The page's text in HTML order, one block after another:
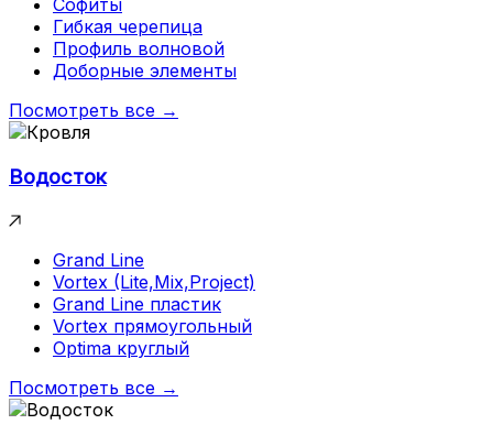
Гибкая черепица
Профиль волновой
Доборные элементы
Посмотреть все →
Водосток
Grand Line
Vortex (Lite,Mix,Project)
Grand Line пластик
Vortex прямоугольный
Optima круглый
Посмотреть все →